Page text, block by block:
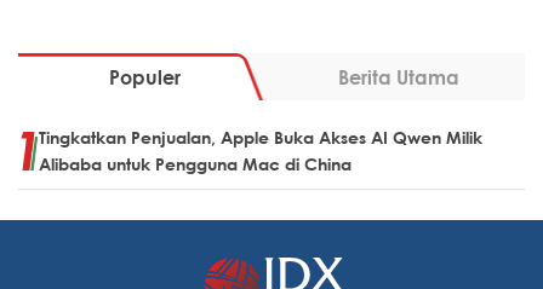
Populer Berita Utama
Tingkatkan Penjualan, Apple Buka Akses AI Qwen Milik
Alibaba untuk Pengguna Mac di China